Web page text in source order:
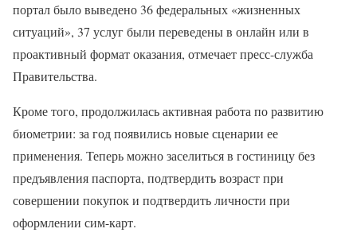
портал было выведено 36 федеральных «жизненных
ситуаций», 37 услуг были переведены в онлайн или в
проактивный формат оказания, отмечает пресс-служба
Правительства.
Кроме того, продолжилась активная работа по развитию
биометрии: за год появились новые сценарии ее
применения. Теперь можно заселиться в гостиницу без
предъявления паспорта, подтвердить возраст при
совершении покупок и подтвердить личности при
оформлении сим-карт.